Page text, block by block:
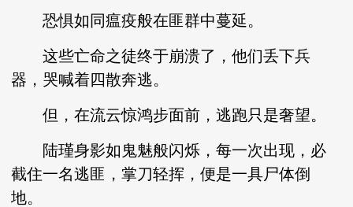
恐惧如同瘟疫般在匪群中蔓延。
这些亡命之徒终于崩溃了，他们丢下兵
器，哭喊着四散奔逃。
但，在流云惊鸿步面前，逃跑只是奢望。
陆瑾身影如鬼魅般闪烁，每一次出现，必
截住一名逃匪，掌刀轻挥，便是一具尸体倒
地。